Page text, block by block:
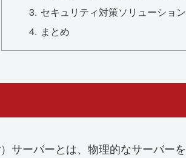
セキュリティ対策ソリューショ
まとめ
サーバーとは、物理的なサーバー